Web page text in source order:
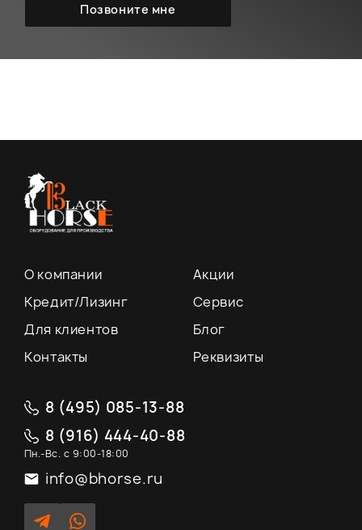
О компании
Акции
Кредит/Лизинг
Сервис
Для клиентов
Блог
Контакты
Реквизиты
8 (495) 085-13-88
8 (916) 444-40-88
Пн.-Вс. с 9:00-18:00
info@bhorse.ru